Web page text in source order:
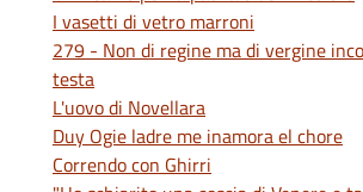
I vasetti di vetro marroni
279 - Non di regine ma di vergine
testa
L'uovo di Novellara
Duy Ogie ladre me inamora el chore
Correndo con Ghirri